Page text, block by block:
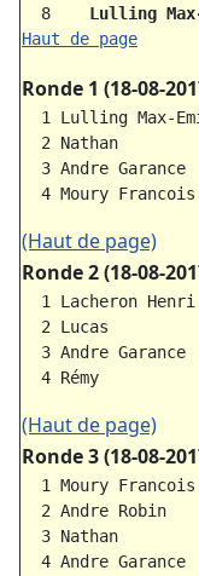
  8
Lulling
Haut de page
Ronde 1 (18-08-
1 Lulling Max-
2 Nathan
3 Andre Garance
4 Moury
(Haut de page)
Ronde 2 (18-08-
1 Lacheron
2 Lucas
3 Andre Garance
4 Rémy
(Haut de page)
Ronde 3 (18-08-
1 Moury
2 Andre Robin
3 Nathan
4 Andre Garance